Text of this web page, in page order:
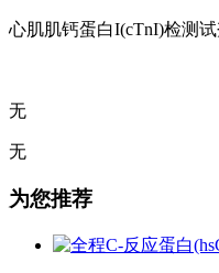
心肌肌钙蛋白I(cTnI)检测
无
无
为您推荐